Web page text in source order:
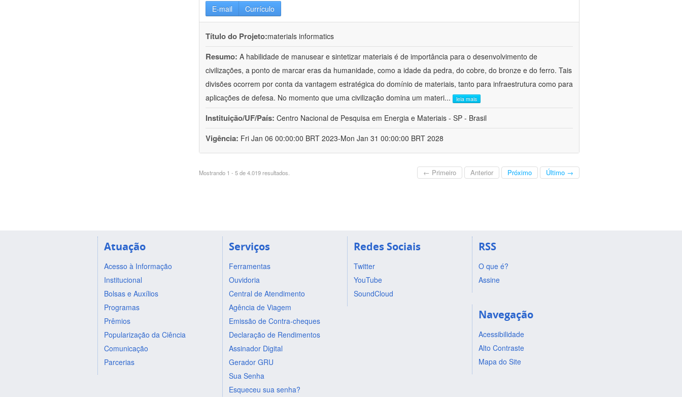
E-mail Currículo
Título do Projeto:materials informatics
Resumo: A habilidade de manusear e sintetizar materiais é de importância para o desenvolvimento de
civilizações, a ponto de marcar eras da humanidade, como a idade da pedra, do cobre, do bronze e do ferro. Tais
divisões ocorrem por conta da vantagem estratégica do domínio de materiais, tanto para infraestrutura como para
aplicações de defesa. No momento que uma civilização domina um materi... leia mais
Instituição/UF/País: Centro Nacional de Pesquisa em Energia e Materiais - SP - Brasil
Vigência: Fri Jan 06 00:00:00 BRT 2023-Mon Jan 31 00:00:00 BRT 2028
Mostrando 1 - 5 de 4.019 resultados. ← Primeiro Anterior Próximo Último →
Atuação
Acesso à Informação
Institucional
Bolsas e Auxílios
Programas
Prêmios
Popularização da Ciência
Comunicação
Parcerias
Serviços
Ferramentas
Ouvidoria
Central de Atendimento
Agência de Viagem
Emissão de Contra-cheques
Declaração de Rendimentos
Assinador Digital
Gerador GRU
Sua Senha
Esqueceu sua senha?
Redes Sociais
Twitter
YouTube
SoundCloud
RSS
O que é?
Assine
Navegação
Acessibilidade
Alto Contraste
Mapa do Site